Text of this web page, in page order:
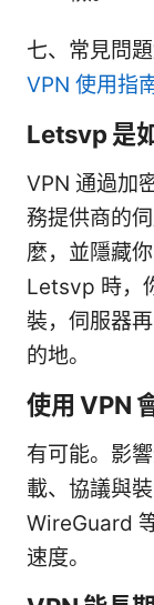
七、常見問
VPN 使用指
Letsvp 是
VPN 通過加
務提供商的
麼，並隱藏
Letsvp 時，
裝，伺服器
的地。
使用 VPN
有可能。影
載、協議與
WireGuard
速度。